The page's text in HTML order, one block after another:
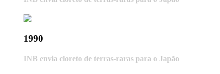
1990
INB envia cloreto de terras-raras para o Japão